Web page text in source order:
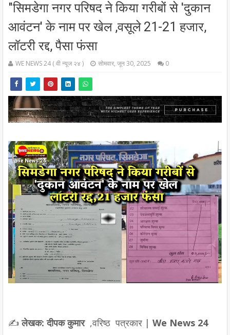
"सिमडेगा नगर परिषद ने किया गरीबों से 'दुकान
आवंटन' के नाम पर खेल ,वसूले 21-21 हजार,
लॉटरी रद्द, पैसा फंसा
WE NEWS 24 ( वी न्यूज २४ ) सोमवार, जून 30, 2025 0
✍️लेखक: दीपक कुमार ,वरिष्ठ पत्रकार | We News 24